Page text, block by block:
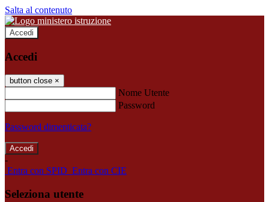
Salta al contenuto
Accedi
Accedi
button close ×
Nome Utente
Password
Password dimenticata?
-
Entra con SPID Entra con CIE
Seleziona utente